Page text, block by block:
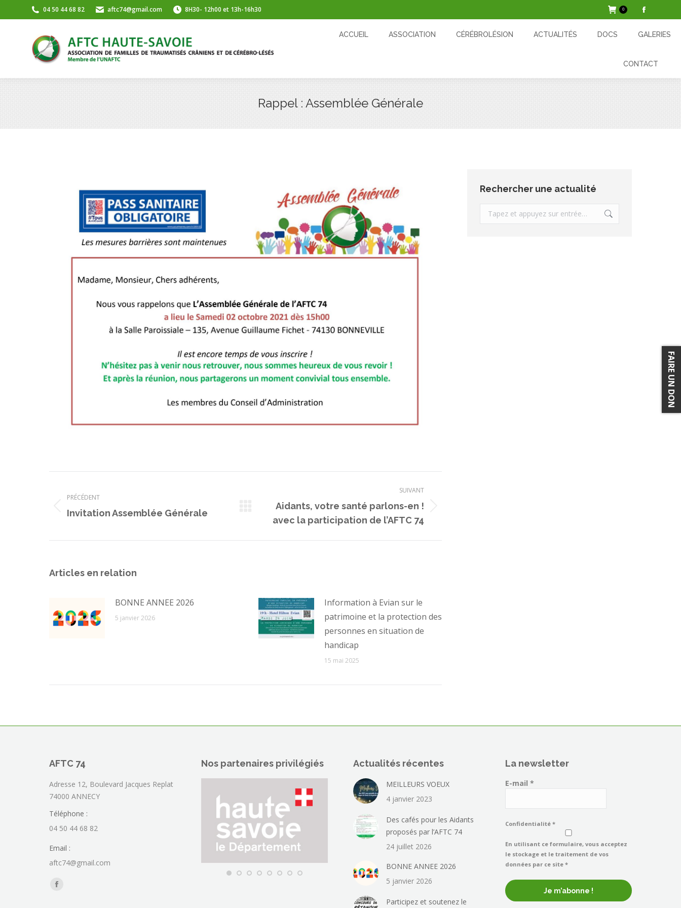
04 50 44 68 82 aftc74@gmail.com 8H30- 12h00 et 13h-16h30 0
La
page
dans
une
ACCUEIL ASSOCIATION CÉRÉBROLÉSION ACTUALITÉS DOCS GALERIES
CONTACT
Rappel : Assemblée Générale
article
PRÉCÉDENT
Article
:
Invitation Assemblée Générale
SUIVANT
Article
suivant
:
Aidants, votre santé parlons-en !
avec la participation de l’AFTC 74
Articles en relation
BONNE ANNEE 2026
5 janvier 2026
Information à Evian sur le
patrimoine et la protection des
personnes en situation de
handicap
15 mai 2025
Rechercher une actualité
Recherche
:
AFTC 74
Adresse 12, Boulevard Jacques Replat
74000 ANNECY
Téléphone :
04 50 44 68 82
Email :
aftc74@gmail.com
Trouvez nous sur :
La
Nos partenaires privilégiés Actualités récentes
MEILLEURS VOEUX
4 janvier 2023
Des cafés pour les Aidants
proposés par l’AFTC 74
24 juillet 2026
BONNE ANNEE 2026
5 janvier 2026
Participez et soutenez le
La newsletter
E-mail *
Confidentialité *
En utilisant ce formulaire, vous acceptez
le stockage et le traitement de vos
données par ce site *
FAIRE UN DON
CONTACT